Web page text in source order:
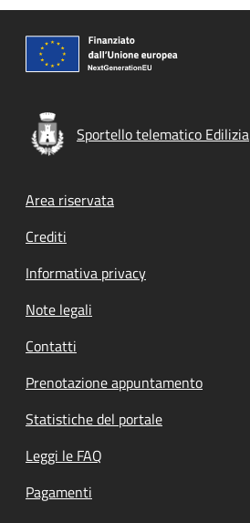
Sportello telematico Edilizia
Footer menu
Area riservata
Crediti
Informativa privacy
Note legali
Contatti
Prenotazione appuntamento
Statistiche del portale
Leggi le FAQ
Pagamenti